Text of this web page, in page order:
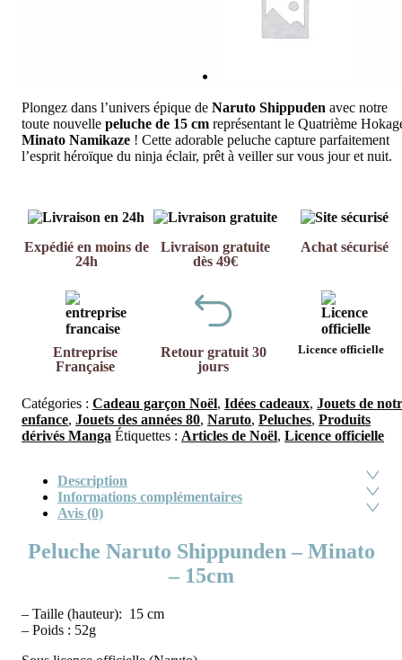
Plongez dans l’univers épique de Naruto Shippuden avec notre
toute nouvelle peluche de 15 cm représentant le Quatrième
Minato Namikaze ! Cette adorable peluche capture parfaitement
l’esprit héroïque du ninja éclair, prêt à veiller sur vous jour et nuit.
Expédié en moins de
24h
Livraison gratuite
dès 49€
Achat sécurisé
Entreprise
Française
Retour gratuit 30
jours
Licence officielle
Catégories : Cadeau garçon Noël, Idées cadeaux, Jouets de
enfance, Jouets des années 80, Naruto, Peluches, Produits
dérivés Manga Étiquettes : Articles de Noël, Licence officielle
Description
Informations complémentaires
Avis (0)
Peluche Naruto Shippunden – Minato
– 15cm
– Taille (hauteur): 15 cm
– Poids : 52g